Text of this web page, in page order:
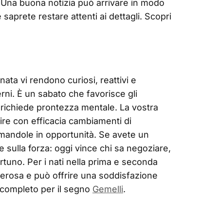
buona notizia può arrivare in modo
restare attenti ai dettagli. Scopri
vi rendono curiosi, reattivi e
È un sabato che favorisce gli
prontezza mentale. La vostra
con efficacia cambiamenti di
in opportunità. Se avete un
sulla forza: oggi vince chi sa negoziare,
Per i nati nella prima e seconda
e può offrire una soddisfazione
per il segno Gemelli.